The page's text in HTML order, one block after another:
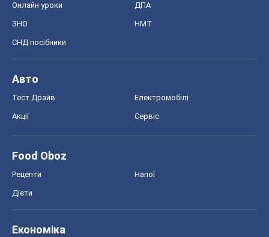
Онлайн уроки ДПА
ЗНО НМТ
СНД посібники
Авто
Тест Драйв Електромобілі
Акції Сервіс
Food Oboz
Рецепти Напої
Дієти
Економіка